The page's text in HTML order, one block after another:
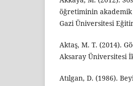
öğretiminin akademik
Gazi Üniversitesi
Aktaş, M. T. (2014).
Aksaray Üniversitesi
Atılgan, D. (1986).